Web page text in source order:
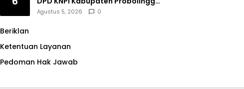
Utamakan Komitmen dan Kinerja
Agustus 5, 2026 0
Beriklan
Ketentuan Layanan
Pedoman Hak Jawab